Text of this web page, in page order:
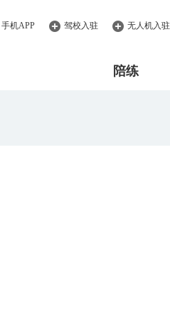
手机APP 驾校入驻 无人机入驻
陪练